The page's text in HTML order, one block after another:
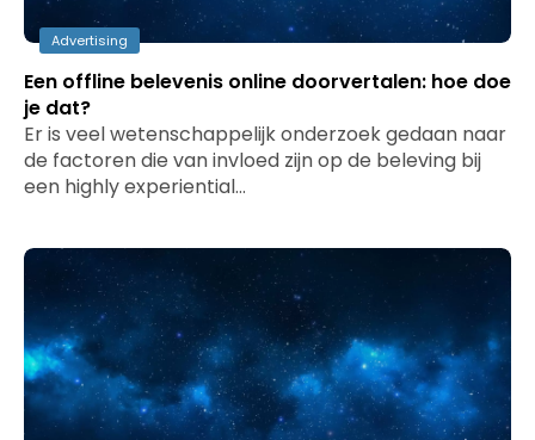
Advertising
Een offline belevenis online doorvertalen: hoe doe
je dat?
Er is veel wetenschappelijk onderzoek gedaan naar
de factoren die van invloed zijn op de beleving bij
een highly experiential…